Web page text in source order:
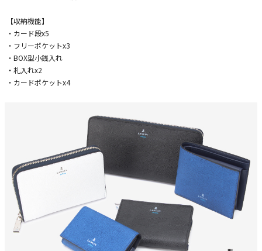
【収納機能】
・カード段x5
・フリーポケットx3
・BOX型小銭入れ
・札入れx2
・カードポケットx4